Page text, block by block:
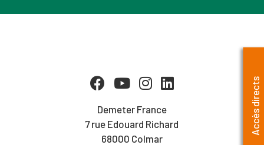
Demeter France
7 rue Edouard Richard
68000 Colmar
Accès directs